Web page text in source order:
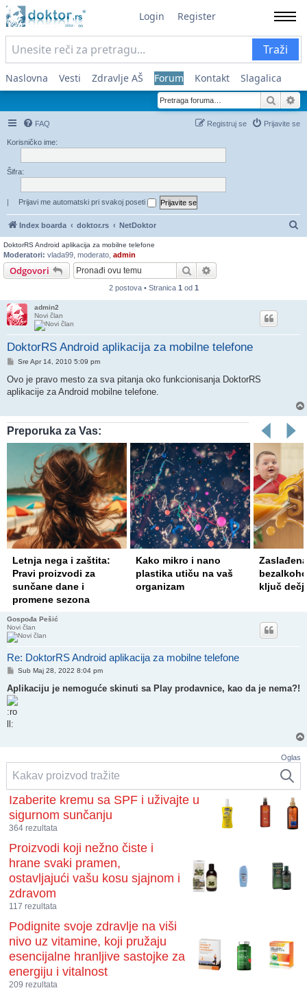
Login Register
Traži
Naslovna Vesti Zdravlje AŠ Forum Kontakt Slagalica
FAQ Prijavite se
Registruj se
Korisničko ime:
Šifra:
| Prijavi me automatski pri svakoj poseti
Index boarda doktor.rs NetDoktor
DoktorRS Android aplikacija za mobilne telefone
Moderatori: vlada99 moderato admin
Odgovori Pretraga
2 postova • Stranica 1 od 1
admin2
Novi član
DoktorRS Android aplikacija za mobilne telefone
Post
Sre Apr 14, 2010 5:09 pm
Ovo je pravo mesto za sva pitanja oko funkcionisanja DoktorRS
aplikacije za Android mobilne telefone.
Preporuka za Vas:
Letnja nega i zaštita:
Pravi proizvodi za
sunčane dane i
promene sezona
Kako mikro i nano
plastika utiču na vaš
organizam
Zaslađena
ključ
Gospođa Pešić
Novi član
Re: DoktorRS Android aplikacija za mobilne telefone
Post
Sub Maj 28, 2022 8:04 pm
Aplikaciju je nemoguće skinuti sa Play prodavnice, kao da je nema?!
Oglas
Izaberite kremu sa SPF i uživajte u
sigurnom sunčanju
364 rezultata
Proizvodi koji nežno čiste i
hrane svaki pramen,
ostavljajući vašu kosu sjajnom i
zdravom
117 rezultata
Podignite svoje zdravlje na viši
nivo uz vitamine, koji pružaju
esencijalne hranljive sastojke za
energiju i vitalnost
209 rezultata